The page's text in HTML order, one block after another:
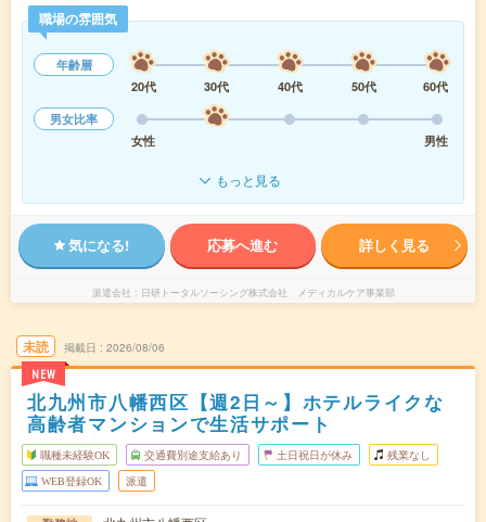
職場の雰囲気
年齢層
20代
30代 40代 50代
60代
男女比率
女性
男性
もっと見る
気になる! 応募へ進む 詳しく見る
派遣会社 日研トータルソーシング株式会社 メディカルケア事業部
未読
NEW
掲載日 2026/08/06
北九州市八幡西区【週2日～】ホテルライクな
高齢者マンションで生活サポート
職種未経験OK 交通費別途支給あり 土日祝日が休み 残業なし
WEB登録OK 派遣